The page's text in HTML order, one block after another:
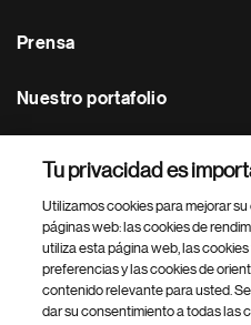
Prensa
Nuestro portafolio
Footer Site Search
Tu privacidad es
Utilizamos cookies para mejorar
páginas web: las cookies de
utiliza esta página web, las
preferencias y las cookies de
contenido relevante para usted.
dar su consentimiento a todas las